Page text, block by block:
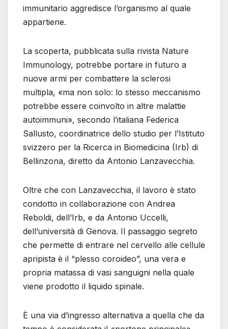
immunitario aggredisce l’organismo al quale
appartiene.
La scoperta, pubblicata sulla rivista Nature
Immunology, potrebbe portare in futuro a
nuove armi per combattere la sclerosi
multipla, «ma non solo: lo stesso meccanismo
potrebbe essere coinvolto in altre malattie
autoimmuni», secondo l’italiana Federica
Sallusto, coordinatrice dello studio per l’Istituto
svizzero per la Ricerca in Biomedicina (Irb) di
Bellinzona, diretto da Antonio Lanzavecchia.
Oltre che con Lanzavecchia, il lavoro è stato
condotto in collaborazione con Andrea
Reboldi, dell’Irb, e da Antonio Uccelli,
dell’università di Genova. Il passaggio segreto
che permette di entrare nel cervello alle cellule
apripista è il “plesso coroideo”, una vera e
propria matassa di vasi sanguigni nella quale
viene prodotto il liquido spinale.
È una via d’ingresso alternativa a quella che da